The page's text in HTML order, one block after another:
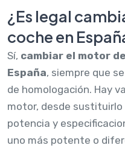
¿Es legal
coche en
Sí, cambiar el motor
España, siempre que
de homologación. Hay
motor, desde sustituirlo
potencia y
uno más potente o